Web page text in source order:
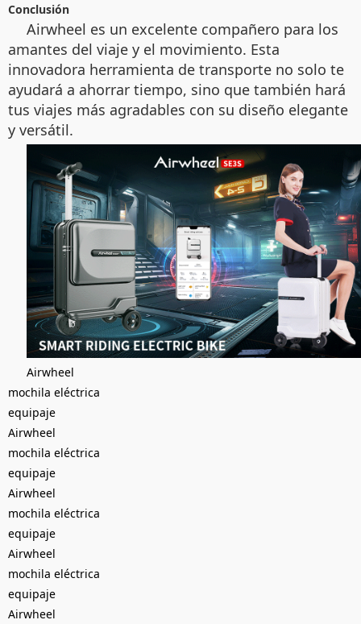
Conclusión
Airwheel es un excelente compañero para los
amantes del viaje y el movimiento. Esta
innovadora herramienta de transporte no solo te
ayudará a ahorrar tiempo, sino que también hará
tus viajes más agradables con su diseño elegante
y versátil.
Airwheel
mochila eléctrica
equipaje
Airwheel
mochila eléctrica
equipaje
Airwheel
mochila eléctrica
equipaje
Airwheel
mochila eléctrica
equipaje
Airwheel